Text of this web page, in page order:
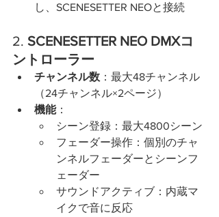
し、SCENESETTER NEOと接続
2. SCENESETTER NEO DMXコ
ントローラー
チャンネル数 ：最大48チャンネル
（24チャンネル×2ページ）
機能：
シーン登録：最大4800シーン
フェーダー操作：個別のチャ
ンネルフェーダーとシーンフ
ェーダー
サウンドアクティブ：内蔵マ
イクで音に反応